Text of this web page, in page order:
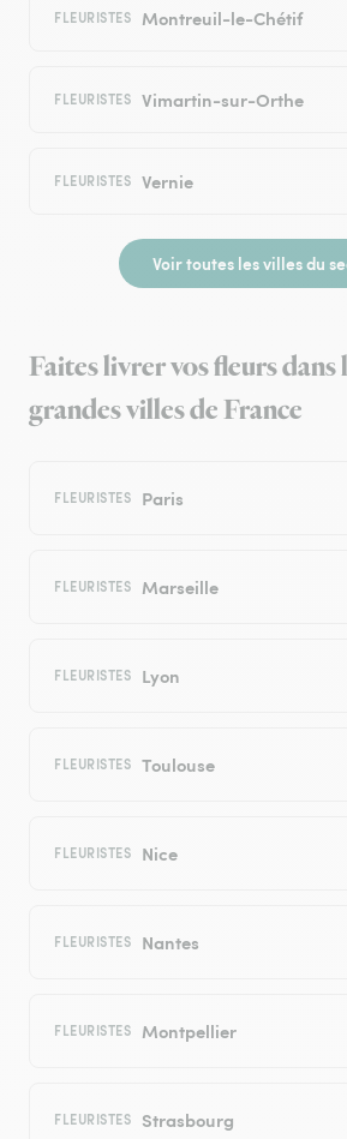
FLEURISTES Montreuil-le-Chétif
FLEURISTES Vimartin-sur-Orthe
FLEURISTES Vernie
Voir toutes les villes du
Faites livrer vos fleurs dans
grandes villes de France
FLEURISTES Paris
FLEURISTES Marseille
FLEURISTES Lyon
FLEURISTES Toulouse
FLEURISTES Nice
FLEURISTES Nantes
FLEURISTES Montpellier
FLEURISTES Strasbourg